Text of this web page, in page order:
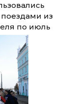
из
по июль